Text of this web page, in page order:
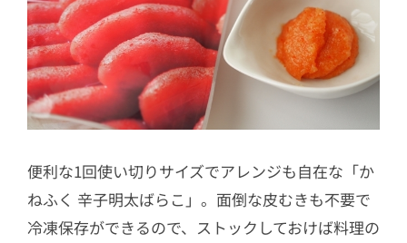
便利な1回使い切りサイズでアレンジも自在な「か
ねふく 辛子明太ばらこ」。面倒な皮むきも不要で
冷凍保存ができるので、ストックしておけば料理の